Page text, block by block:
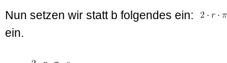
Nun setzen wir statt b folgendes ein:
ein.